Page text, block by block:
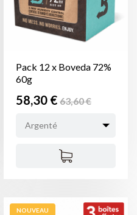
Pack 12 x Boveda 72%
60g
Prix
58,30 €Prix
63,60 €
Argenté
NOUVEAU